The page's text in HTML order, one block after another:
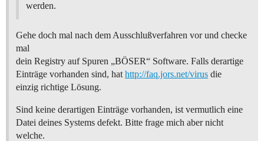
werden.
Gehe doch mal nach dem Ausschlußverfahren vor und checke
mal
dein Registry auf Spuren „BÖSER“ Software. Falls derartige
Einträge vorhanden sind, hat http://faq.jors.net/virus die
einzig richtige Lösung.
Sind keine derartigen Einträge vorhanden, ist vermutlich eine
Datei deines Systems defekt. Bitte frage mich aber nicht
welche.